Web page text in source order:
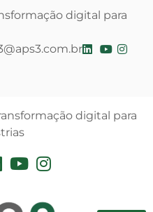
digital para
digital para